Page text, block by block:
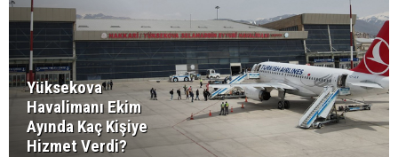
Yüksekova
Havalimanı Ekim
Ayında Kaç Kişiye
Hizmet Verdi?